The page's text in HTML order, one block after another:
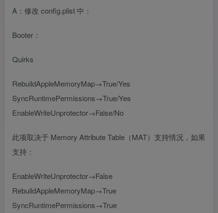
A：修改 config.plist 中：
Booter：
Quirks
RebuildAppleMemoryMap→True/Yes
SyncRuntimePermissions→True/Yes
EnableWriteUnprotector→False/No
此项取决于 Memory Attribute Table（MAT）支持情况，如果
支持：
EnableWriteUnprotector→False
RebuildAppleMemoryMap→True
SyncRuntimePermissions→True